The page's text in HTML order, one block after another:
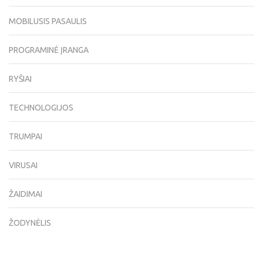
MOBILUSIS PASAULIS
PROGRAMINĖ ĮRANGA
RYŠIAI
TECHNOLOGIJOS
TRUMPAI
VIRUSAI
ŽAIDIMAI
ŽODYNĖLIS